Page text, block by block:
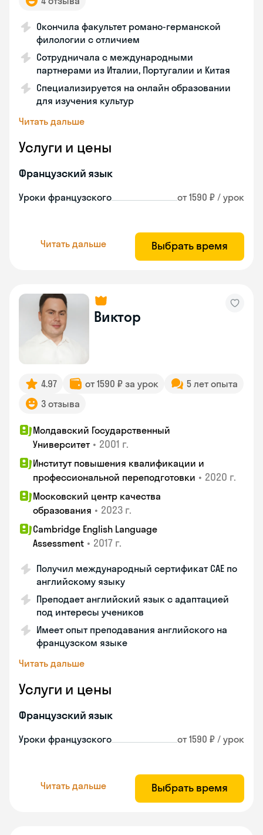
Окончила факультет романо-германской
филологии с отличием
Сотрудничала с международными
партнерами из Италии, Португалии и Китая
Специализируется на онлайн образовании
для изучения культур
Читать дальше
Услуги и цены
Французский язык
Уроки французского от 1590 ₽ / урок
Читать дальше Выбрать время
Виктор
4.97 от 1590 ₽ за урок
5 лет опыта
3 отзыва
Молдавский Государственный
Университет • 2001 г.
Институт повышения квалификации и
профессиональной переподготовки • 2020 г.
Московский центр качества
образования • 2023 г.
Cambridge English Language
Assessment • 2017 г.
Получил международный сертификат CAE по
английскому языку
Преподает английский язык с адаптацией
под интересы учеников
Имеет опыт преподавания английского на
французском языке
Читать дальше
Услуги и цены
Французский язык
Уроки французского от 1590 ₽ / урок
Читать дальше Выбрать время